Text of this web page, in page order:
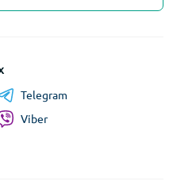
Telegram
Viber